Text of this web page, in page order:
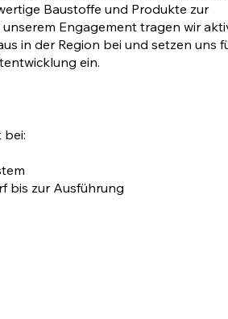
Baustoffe und Produkte zur
Engagement tragen wir
in der Region bei und setzen uns
ein.
bei:
bis zur Ausführung